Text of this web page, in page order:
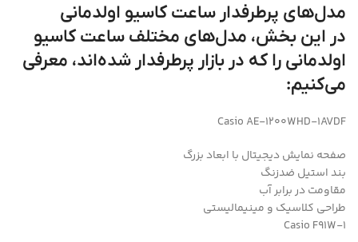
مدل‌های پرطرفدار ساعت کاسیو اولدمانی
در این بخش، مدل‌های مختلف ساعت کاسیو
اولدمانی را که در بازار پرطرفدار شده‌اند، معرفی
می‌کنیم:
Casio AE-1200WHD-1AVDF
صفحه نمایش دیجیتال با ابعاد بزرگ
بند استیل ضدزنگ
مقاومت در برابر آب
طراحی کلاسیک و مینیمالیستی
Casio F91W-1